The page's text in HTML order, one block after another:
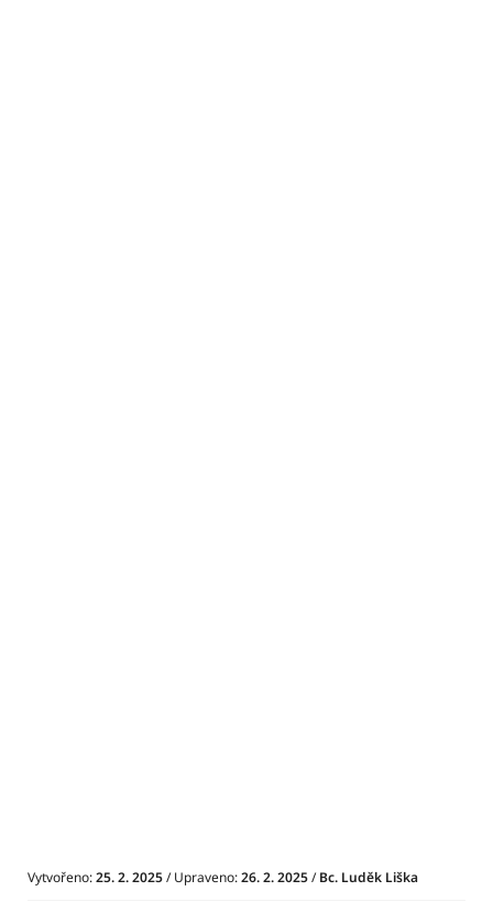
Vytvořeno:25. 2. 2025/ Upraveno:26. 2. 2025/Bc. Luděk Liška